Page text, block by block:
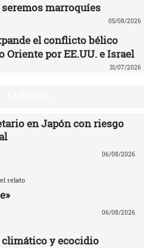
marroquíes
05/08/2026
el conflicto bélico
por EE.UU. e Israel
31/07/2026
en Japón con riesgo
06/08/2026
relato
06/08/2026
climático y ecocidio